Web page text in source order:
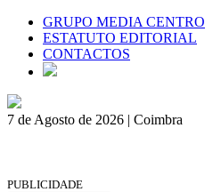
GRUPO MEDIA CENTRO
ESTATUTO EDITORIAL
CONTACTOS
7 de Agosto de 2026 | Coimbra
PUBLICIDADE